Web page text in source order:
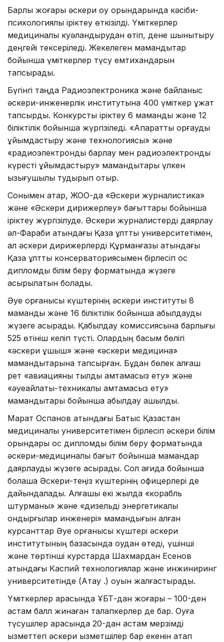
Барлық жоғары әскери оқу орындарында кәсіби-
психологиялық іріктеу өткізілді. Үміткерлер
медициналық куәландырудан өтіп, дене шынықтыру
деңгейі тексеріледі. Жекелеген мамандықтар
бойынша үміткерлер түсу емтихандарын
тапсырады.
Бүгінгі таңда Радиоэлектроника және байланыс
әскери-инженерлік институтына 400 үміткер құжат
тапсырды. Конкурстық іріктеу 6 мамандық және 12
біліктілік бойынша жүргізіледі. «Ақпаратты қорғауды
ұйымдастыру және технологиясы» және
«радиоэлектрондық барлау мен радиоэлектрондық
күресті ұйымдастыру» мамандықтары үлкен
қызығушылық тудырып отыр.
Сонымен қатар, ЖОО-да «Әскери журналистика»
және «Әскери дирижерлеу» бағыттары бойынша
іріктеу жүргізілуде. Әскери журналистерді даярлау
әл-Фараби атындағы Қазақ ұлттық университетімен,
ал әскери дирижерлерді Құрманғазы атындағы
Қазақ ұлттық консерваториясымен бірлесіп қос
дипломдық білім беру форматында жүзеге
асырылатын болады.
Әуе қорғанысы күштерінің әскери институты 8
мамандық және 16 біліктілік бойынша қабылдауды
жүзеге асырады. Қабылдау комиссиясына барлығы
525 өтініш келіп түсті. Олардың басым бөлігі
«әскери ұшқыш» және «әскери медицина»
мамандықтарына тапсырған. Бұдан бөлек алғаш
рет «авиацияны тылдық қамтамасыз ету» және
«әуеайлақтық-техникалық қамтамасыз ету»
мамандықтары бойынша қабылдау ашылды.
Марат Оспанов атындағы Батыс Қазақстан
медициналық университетімен бірлесіп әскери білім
орындары қос дипломды білім беру форматында
әскери-медициналық бағыт бойынша мамандар
даярлауды жүзеге асырады. Сол қағида бойынша
болашақ Әскери-теңіз күштерінің офицерлері де
дайындалады. Алғашқы екі жылда «корабль
штурманы» және «дизельді энергетикалық
қондырғылар инженері» мамандығын алған
курсанттар Әуе қорғанысы күштері әскери
институтының базасында оқудан өтеді, үшінші
және төртінші курстарда Шахмардан Есенов
атындағы Каспий технологиялар және инжиниринг
университетінде (Ақтау қ.) оқуын жалғастырады.
Үміткерлер арасында ҰБТ-дан жоғары – 100-ден
астам балл жинаған талапкерлер де бар. Оқуға
түсушілер арасында 20-дан астам мерзімді
қызметтегі әскери қызметшілер бар екенін атап